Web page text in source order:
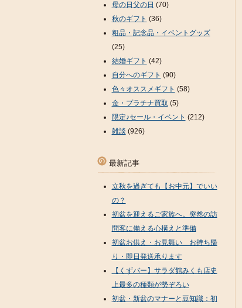
母の日父の日 (70)
秋のギフト (36)
粗品・記念品・イベントグッズ
(25)
結婚ギフト (42)
自分へのギフト (90)
色々オススメギフト (58)
金・プラチナ買取 (5)
限定♪セール・イベント (212)
雑談 (926)
最新記事
立秋を過ぎても【お中元】でいい
の？
初盆を迎えるご家族へ。突然の訪
問客に備える心構えと準備
初盆お供え・お見舞い お持ち帰
り・即日発送承ります
【くずバー】サラダ館みくも店史
上最多の種類が勢ぞろい
初盆・新盆のマナーと豆知識：初